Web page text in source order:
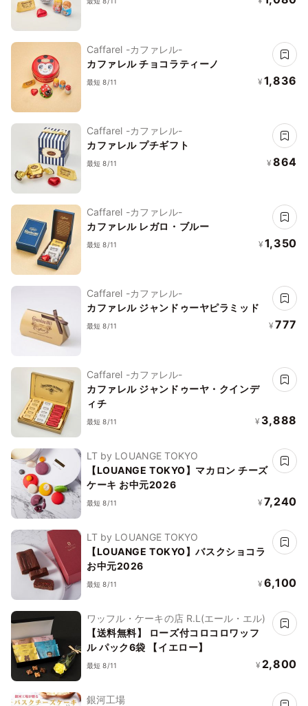
Caffarel -カファレル-
カファレル チョコラティーノ
最短 8/11 ¥ 1,836
Caffarel -カファレル-
カファレル プチギフト
最短 8/11 ¥ 864
Caffarel -カファレル-
カファレル レガロ・ブルー
最短 8/11 ¥ 1,350
Caffarel -カファレル-
カファレル ジャンドゥーヤピラミッド
最短 8/11 ¥ 777
Caffarel -カファレル-
カファレル ジャンドゥーヤ・クインデ
ィチ
最短 8/11 ¥ 3,888
LT by LOUANGE TOKYO
【LOUANGE TOKYO】マカロン チーズ
ケーキ お中元2026
最短 8/11 ¥ 7,240
LT by LOUANGE TOKYO
【LOUANGE TOKYO】バスクショコラ
お中元2026
最短 8/11 ¥ 6,100
ワッフル・ケーキの店 R.L(エール・エル)
【送料無料】 ローズ付コロコロワッフ
ル パック6袋 【イエロー】
最短 8/11 ¥ 2,800
銀河工場